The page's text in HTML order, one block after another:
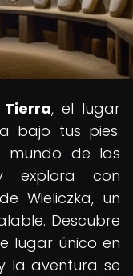
, el lugar
bajo tus pies.
mundo de las
explora con
Wieliczka, un
Descubre
lugar único en
la aventura se